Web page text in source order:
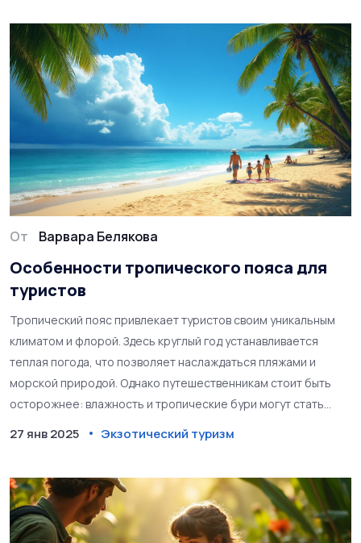
От Варвара Белякова
Особенности тропического пояса для
туристов
Тропический пояс привлекает туристов своим уникальным
климатом и флорой. Здесь круглый год устанавливается
теплая погода, что позволяет наслаждаться пляжами и
морской природой. Однако путешественникам стоит быть
осторожнее: влажность и тропические бури могут стать
животного мира, некоторые из которых могут представлять
подготовиться к путешествию в тропики и что стоит учесть.
27 янв 2025 Экзотический туризм